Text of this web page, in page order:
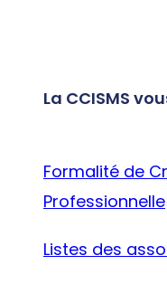
La CCISMS
Formalité de
Professionnelle
Listes des